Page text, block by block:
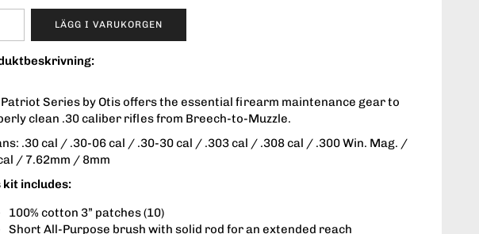
LÄGG I VARUKORGEN
Series by Otis offers the essential firearm maintenance gear to
clean .30 caliber rifles from Breech-to-Muzzle.
.30 cal / .30-06 cal / .30-30 cal / .303 cal / .308 cal / .300 Win. Mag. /
/ 7.62mm / 8mm
kit includes:
100% cotton 3” patches (10)
Short All-Purpose brush with solid rod for an extended reach